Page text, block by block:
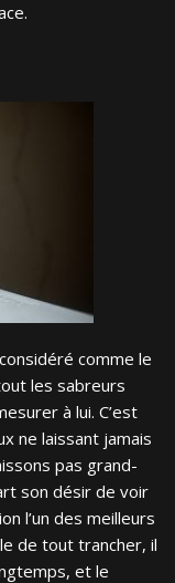
comme le
les sabreurs
à lui. C’est
ne laissant jamais
pas grand-
son désir de voir
l’un des meilleurs
de tout trancher, il
et le